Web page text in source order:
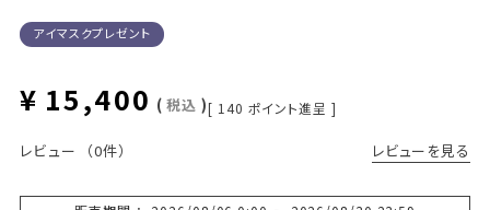
アイマスクプレゼント
¥ 15,400 税込 [ 140 ポイント進呈 ]
レビュー （0件） レビューを見る